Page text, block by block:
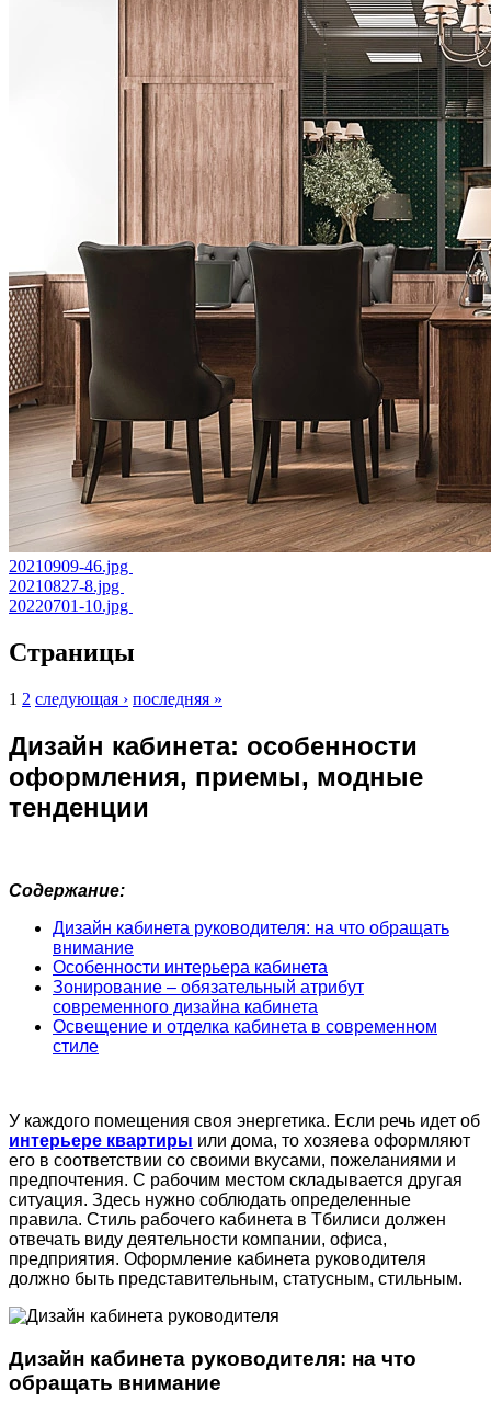
20210909-46.jpg
20210827-8.jpg
20220701-10.jpg
Страницы
1 2 следующая › последняя »
Дизайн кабинета: особенности
оформления, приемы, модные
тенденции
Содержание:
Дизайн кабинета руководителя: на что обращать
внимание
Особенности интерьера кабинета
Зонирование – обязательный атрибут
современного дизайна кабинета
Освещение и отделка кабинета в современном
стиле
У каждого помещения своя энергетика. Если речь идет об
интерьере квартиры или дома, то хозяева оформляют
его в соответствии со своими вкусами, пожеланиями и
предпочтения. С рабочим местом складывается другая
ситуация. Здесь нужно соблюдать определенные
правила. Стиль рабочего кабинета в Тбилиси должен
отвечать виду деятельности компании, офиса,
предприятия. Оформление кабинета руководителя
должно быть представительным, статусным, стильным.
Дизайн кабинета руководителя: на что
обращать внимание